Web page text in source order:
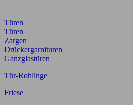
Türen
Türen
Zargen
Drückergarnituren
Ganzglastüren
Tür-Rohlinge
Friese